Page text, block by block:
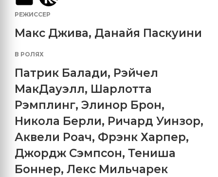
РЕЖИССЕР
Макс Джива, Данайя Паскуини
В РОЛЯХ
Патрик Балади, Рэйчел
МакДауэлл, Шарлотта
Рэмплинг, Элинор Брон,
Никола Берли, Ричард Уинзор,
Аквели Роач, Фрэнк Харпер,
Джордж Сэмпсон, Тениша
Боннер, Лекс Мильчарек